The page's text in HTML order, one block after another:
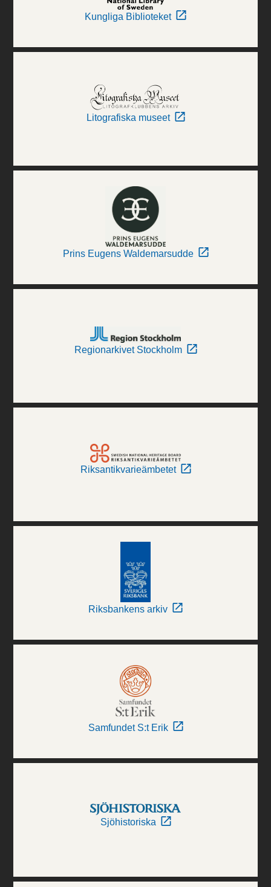
Kungliga Biblioteket
Litografiska museet
Prins Eugens Waldemarsudde
Regionarkivet Stockholm
Riksantikvarieämbetet
Riksbankens arkiv
Samfundet S:t Erik
Sjöhistoriska